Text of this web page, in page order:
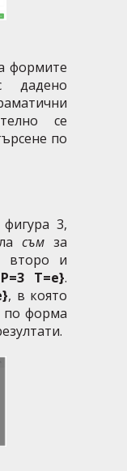
формите
дадено
се
по
3,
съмза
второ и
T=e}.
, в която
по форма